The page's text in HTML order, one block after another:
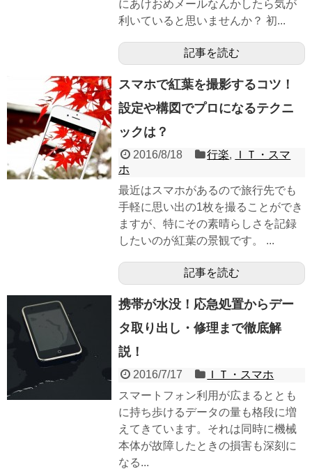
にあけおめメールなんかしたら気が
利いていると思いませんか？ 初...
記事を読む
スマホで紅葉を撮影するコツ！
設定や構図でプロになるテクニ
ックは？
2016/8/18 行楽,
ＩＴ・スマ
ホ
最近はスマホがあるので旅行先でも
手軽に思い出の1枚を撮ることができ
ますが、特にその素晴らしさを記録
したいのが紅葉の景観です。 ...
記事を読む
携帯が水没！応急処置からデー
タ取り出し・修理まで徹底解
説！
2016/7/17
ＩＴ・スマホ
スマートフォン利用が広まるととも
に持ち歩けるデータの量も格段に増
えてきています。それは同時に機械
本体が故障したときの損害も深刻に
なる...